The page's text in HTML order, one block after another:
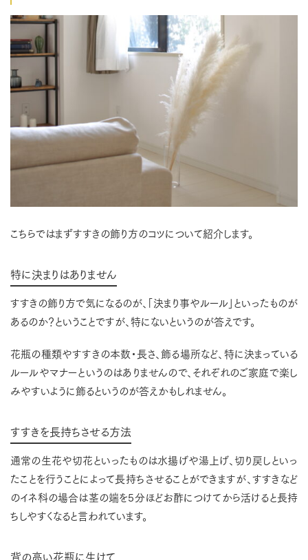
こちらではまずすすきの飾り方のコツについて紹介します。
特に決まりはありません
すすきの飾り方で気になるのが、「決まり事やルール」といったものが
あるのか？ということですが、特にないというのが答えです。
花瓶の種類やすすきの本数・長さ、飾る場所など、特に決まっている
ルールやマナーというのはありませんので、それぞれのご家庭で楽し
みやすいように飾るというのが答えかもしれません。
すすきを長持ちさせる方法
通常の生花や切花といったものは水揚げや湯上げ、切り戻しといっ
たことを行うことによって長持ちさせることができますが、すすきなど
のイネ科の場合は茎の端を5分ほどお酢につけてから活けると長持
ちしやすくなると言われています。
背の高い花瓶に生けて